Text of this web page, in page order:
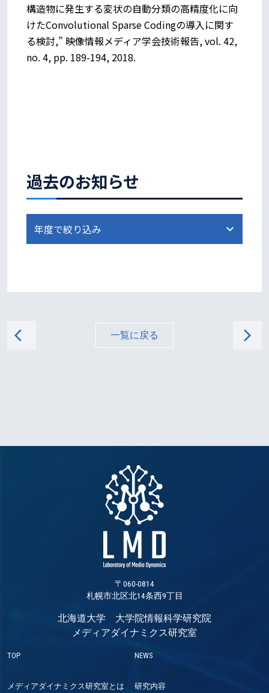
過去のお知らせ
構造物に発生する変状の自動分類の高精度化に向
けたConvolutional Sparse Codingの導入に関す
る検討,” 映像情報メディア学会技術報告, vol. 42,
no. 4, pp. 189-194, 2018.
arrow_back_ios 一覧に戻る arrow_forward_ios
〒060-0814
札幌市北区北14条西9丁目
北海道大学 大学院情報科学研究院
メディアダイナミクス研究室
TOP NEWS
メディアダイナミクス研究室とは
研究内容